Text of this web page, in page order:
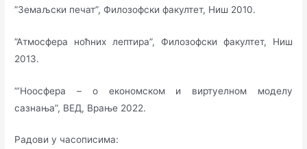
”Земаљски печат”, Филозофски факултет, Ниш 2010.
”Атмосфера ноћних лептира”, Филозофски факултет, Ниш
2013.
”’Ноосфера – о економском и виртуелном моделу
сазнања”, ВЕД, Врање 2022.
Радови у часописима: